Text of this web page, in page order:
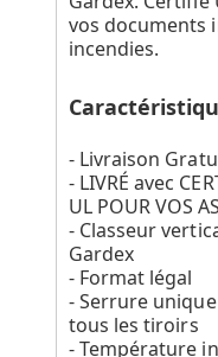
vos documents
incendies.
- Livraison
- LIVRÉ avec
UL POUR VOS
- Classeur
Gardex
- Format légal
- Serrure
tous les tiroirs
- Température